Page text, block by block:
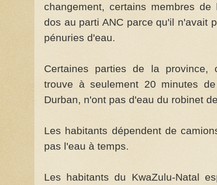
changement, certains membres
dos au parti ANC parce qu'il n'avait
pénuries d'eau.
Certaines parties de la province,
trouve à seulement 20 minutes
Durban, n'ont pas d'eau du robinet
Les habitants dépendent de
pas l'eau à temps.
Les habitants du KwaZulu-Natal